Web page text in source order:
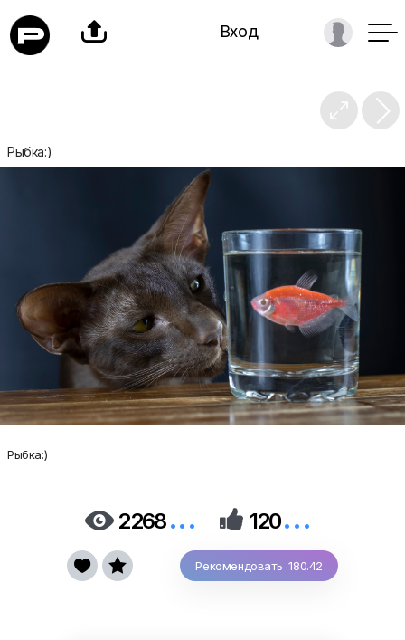
 Вход

Рыбка:)
Рыбка:)
 2268...  120...
Рекомендовать 180.42
 